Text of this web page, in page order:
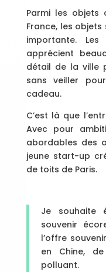
Parmi les objets
France, les
importante.
apprécient
détail de la ville
sans veiller
cadeau.
C’est là que
Avec pour
abordables des
jeune start-up
de toits de Paris.
Je souhaite
souvenir
l’offre
en Chine,
polluant.